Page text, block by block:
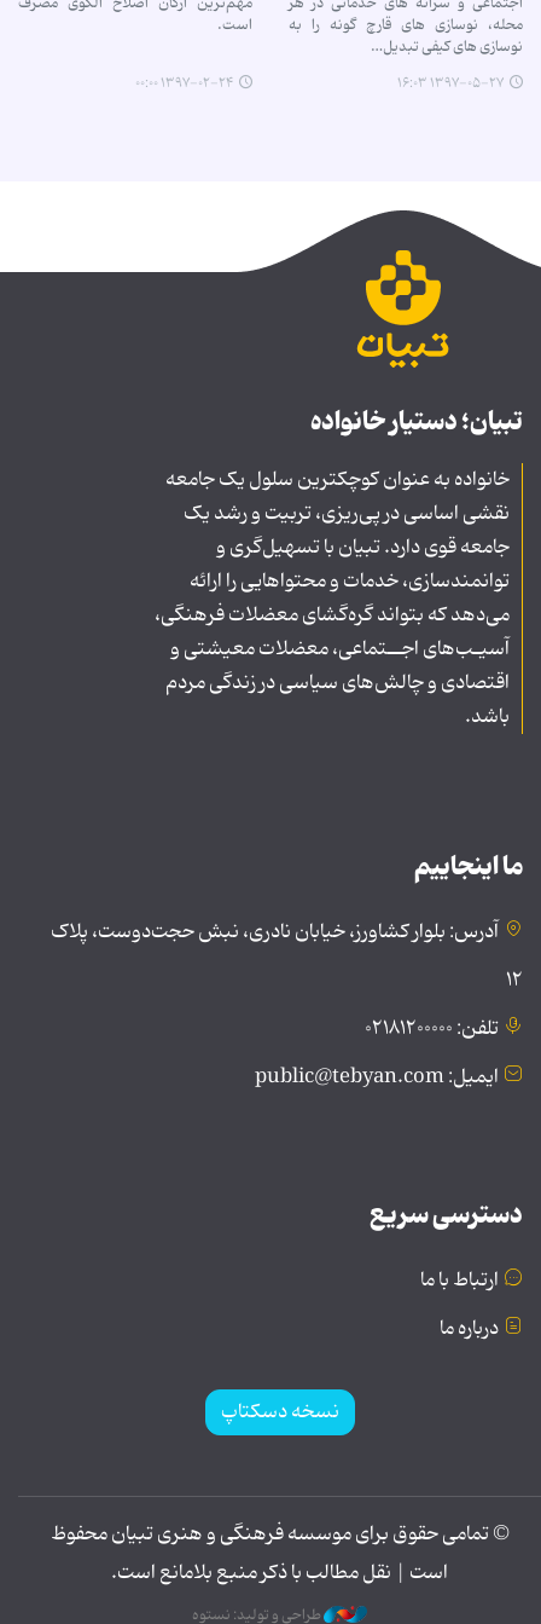
محله، نوسازی های قارچ گونه را به
نوسازی های کیفی تبدیل…
۱۳۹۷-۰۵-۲۷ ۱۶:۰۳
است.
۱۳۹۷-۰۲-۲۴ ۰۰:۰۰
تبیان؛ دستیار خانواده
خانواده به عنوان کوچکترین سلول یک جامعه
نقشی اساسی در پی‌ریزی، تربیت و رشد یک
جامعه قوی دارد. تبیان با تسهیل‌گری و
توانمندسازی، خدمات و محتواهایی را ارائه
می‌دهد که بتواند گره‌گشای معضلات فرهنگی،
آسیـب‌های اجــتماعی، معضلات معیشتی و
اقتصادی و چالش‌های سیاسی در زندگی مردم
باشد.
ما اینجاییم
آدرس: بلوار کشاورز، خیابان نادری، نبش حجت‌دوست، پلاک
۱۲
تلفن: ۰۲۱۸۱۲۰۰۰۰۰
ایمیل: public@tebyan.com
دسترسی سریع
ارتباط با ما
درباره ما
نسخه دسکتاپ
© تمامی حقوق برای موسسه فرهنگی و هنری تبیان محفوظ
است | نقل مطالب با ذکر منبع بلامانع است.
طراحی و تولید: نستوه